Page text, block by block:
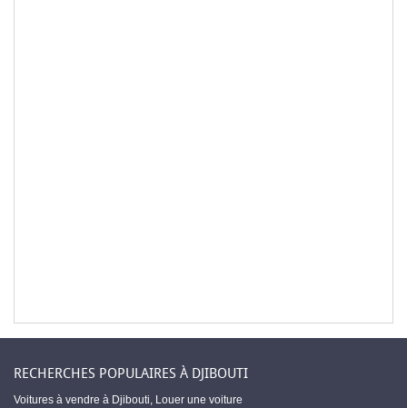
RECHERCHES POPULAIRES À DJIBOUTI
Voitures à vendre à Djibouti, Louer une voiture